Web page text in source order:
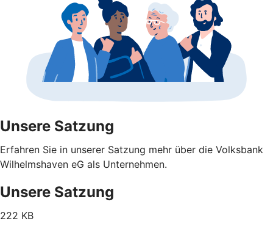
Unsere Satzung
Erfahren Sie in unserer Satzung mehr über die Volksbank
Wilhelmshaven eG als Unternehmen.
Unsere Satzung
222 KB